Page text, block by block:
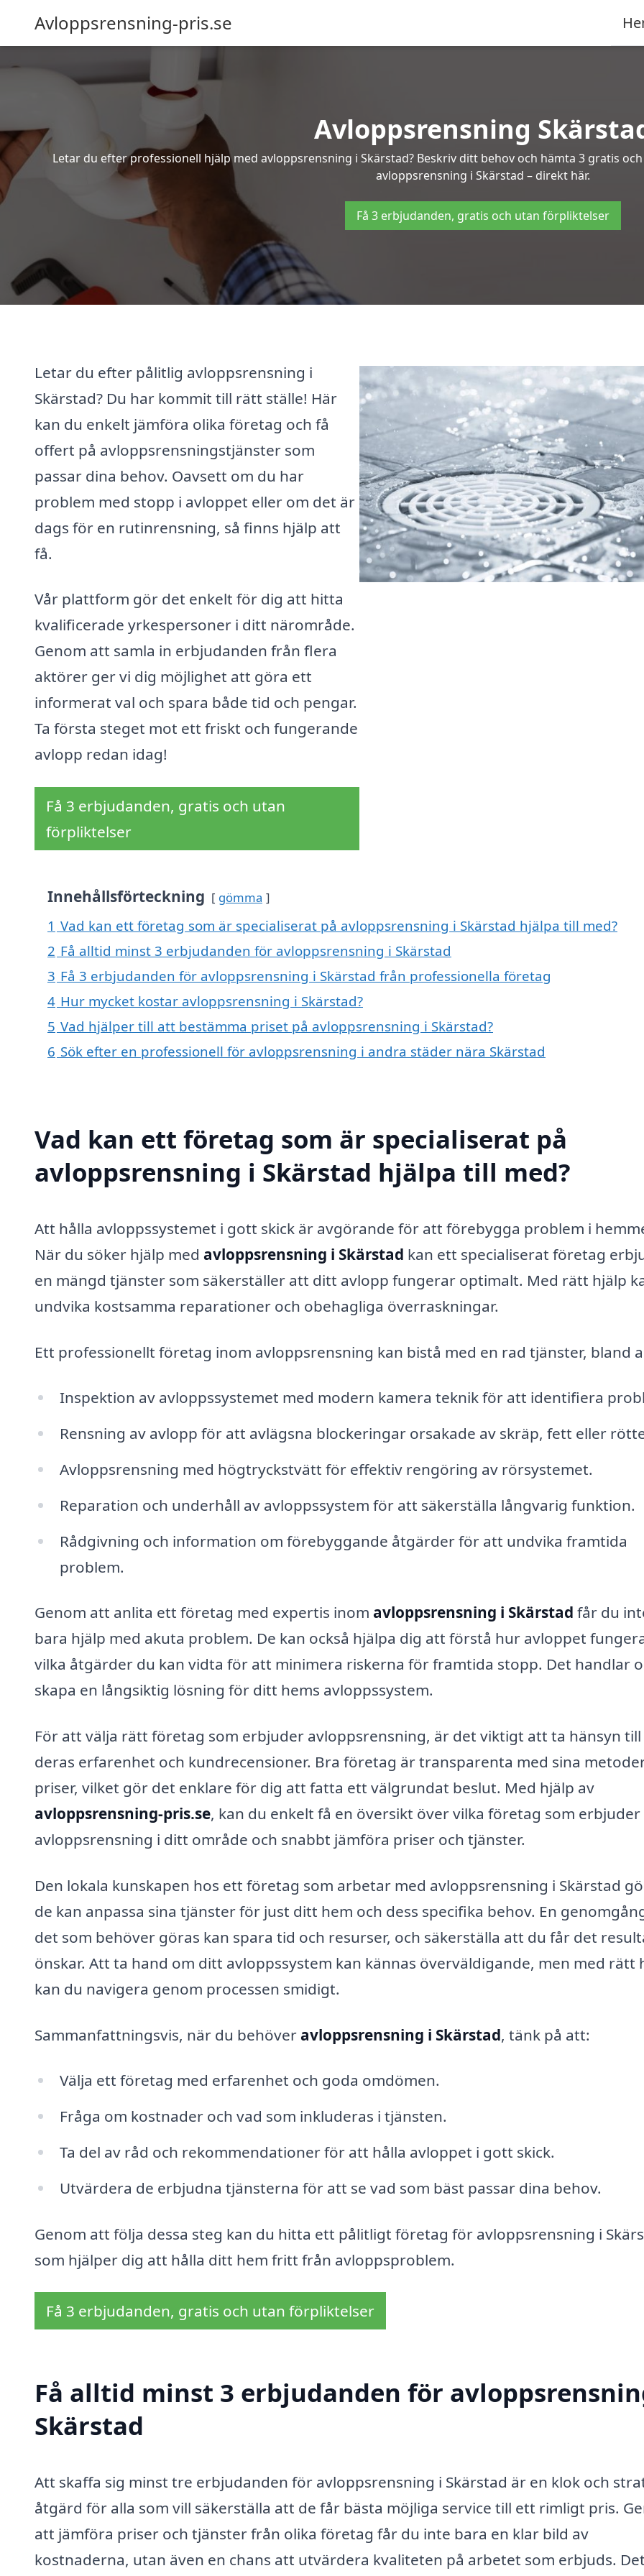
Avloppsrensning-pris.se
Avloppsrensning
Letar du efter professionell hjälp med avloppsrensning i Skärstad? Beskriv ditt behov och hämta 3 gratis
avloppsrensning i Skärstad – direkt här.
Få 3 erbjudanden, gratis och utan förpliktelser
Letar du efter pålitlig avloppsrensning i
Skärstad? Du har kommit till rätt ställe! Här
kan du enkelt jämföra olika företag och få
offert på avloppsrensningstjänster som
passar dina behov. Oavsett om du har
problem med stopp i avloppet eller om det är
dags för en rutinrensning, så finns hjälp att
få.
Vår plattform gör det enkelt för dig att hitta
kvalificerade yrkespersoner i ditt närområde.
Genom att samla in erbjudanden från flera
aktörer ger vi dig möjlighet att göra ett
informerat val och spara både tid och pengar.
Ta första steget mot ett friskt och fungerande
avlopp redan idag!
Få 3 erbjudanden, gratis och utan
förpliktelser
Innehållsförteckning gömma
1 Vad kan ett företag som är specialiserat på avloppsrensning i Skärstad hjälpa till med?
2 Få alltid minst 3 erbjudanden för avloppsrensning i Skärstad
3 Få 3 erbjudanden för avloppsrensning i Skärstad från professionella företag
4 Hur mycket kostar avloppsrensning i Skärstad?
5 Vad hjälper till att bestämma priset på avloppsrensning i Skärstad?
6 Sök efter en professionell för avloppsrensning i andra städer nära Skärstad
Vad kan ett företag som är specialiserat på
avloppsrensning i Skärstad hjälpa till med?
Att hålla avloppssystemet i gott skick är avgörande för att förebygga problem i
När du söker hjälp med avloppsrensning i Skärstad kan ett specialiserat företag
en mängd tjänster som säkerställer att ditt avlopp fungerar optimalt. Med rätt hjälp
undvika kostsamma reparationer och obehagliga överraskningar.
Ett professionellt företag inom avloppsrensning kan bistå med en rad tjänster, bland
Inspektion av avloppssystemet med modern kamera teknik för att identifiera
Rensning av avlopp för att avlägsna blockeringar orsakade av skräp, fett eller
Avloppsrensning med högtryckstvätt för effektiv rengöring av rörsystemet.
Reparation och underhåll av avloppssystem för att säkerställa långvarig funktion.
Rådgivning och information om förebyggande åtgärder för att undvika framtida
problem.
Genom att anlita ett företag med expertis inom avloppsrensning i Skärstad får du
bara hjälp med akuta problem. De kan också hjälpa dig att förstå hur avloppet
vilka åtgärder du kan vidta för att minimera riskerna för framtida stopp. Det handlar
skapa en långsiktig lösning för ditt hems avloppssystem.
För att välja rätt företag som erbjuder avloppsrensning, är det viktigt att ta hänsyn till
deras erfarenhet och kundrecensioner. Bra företag är transparenta med sina
priser, vilket gör det enklare för dig att fatta ett välgrundat beslut. Med hjälp av
avloppsrensning-pris.se, kan du enkelt få en översikt över vilka företag som erbjuder
avloppsrensning i ditt område och snabbt jämföra priser och tjänster.
Den lokala kunskapen hos ett företag som arbetar med avloppsrensning i Skärstad
de kan anpassa sina tjänster för just ditt hem och dess specifika behov. En
det som behöver göras kan spara tid och resurser, och säkerställa att du får det
önskar. Att ta hand om ditt avloppssystem kan kännas överväldigande, men med rätt
kan du navigera genom processen smidigt.
Sammanfattningsvis, när du behöver avloppsrensning i Skärstad, tänk på att:
Välja ett företag med erfarenhet och goda omdömen.
Fråga om kostnader och vad som inkluderas i tjänsten.
Ta del av råd och rekommendationer för att hålla avloppet i gott skick.
Utvärdera de erbjudna tjänsterna för att se vad som bäst passar dina behov.
Genom att följa dessa steg kan du hitta ett pålitligt företag för avloppsrensning i
som hjälper dig att hålla ditt hem fritt från avloppsproblem.
Få 3 erbjudanden, gratis och utan förpliktelser
Få alltid minst 3 erbjudanden för
Skärstad
Att skaffa sig minst tre erbjudanden för avloppsrensning i Skärstad är en klok och
åtgärd för alla som vill säkerställa att de får bästa möjliga service till ett rimligt pris.
att jämföra priser och tjänster från olika företag får du inte bara en klar bild av
kostnaderna, utan även en chans att utvärdera kvaliteten på arbetet som erbjuds.